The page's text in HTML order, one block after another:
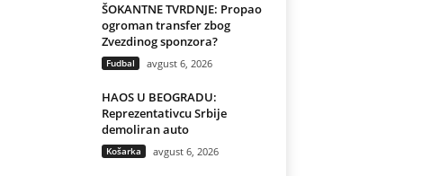
ŠOKANTNE TVRDNJE: Propao
ogroman transfer zbog
Zvezdinog sponzora?
Fudbal avgust 6, 2026
HAOS U BEOGRADU:
Reprezentativcu Srbije
demoliran auto
Košarka avgust 6, 2026